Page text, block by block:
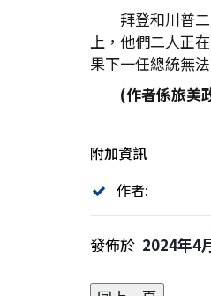
拜登和川普
上，他們二人正
果下一任總統無
(作者係旅美
附加資訊
作者:
發佈於 2024年4